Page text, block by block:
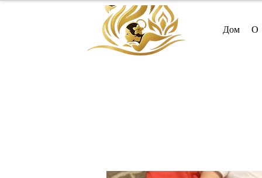
Дом О